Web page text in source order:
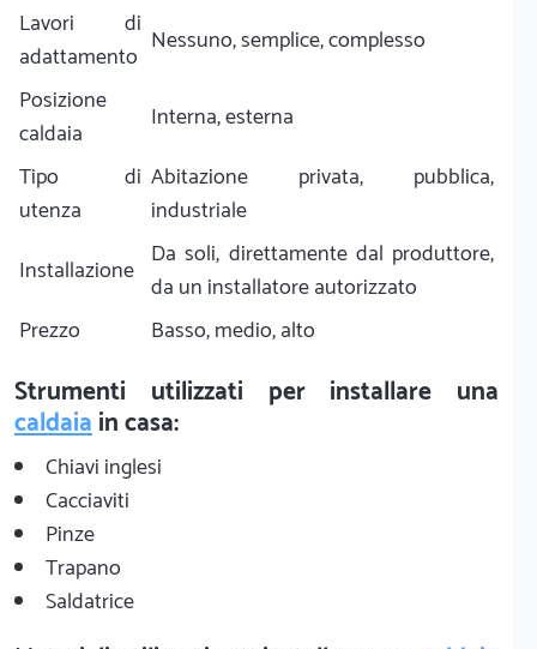
Lavori di
adattamento Nessuno, semplice, complesso
Posizione
caldaia
Interna, esterna
Tipo di
utenza
Abitazione privata, pubblica,
industriale
Installazione Da soli, direttamente dal produttore,
da un installatore autorizzato
Prezzo
Basso, medio, alto
Strumenti utilizzati per installare una
caldaiain casa:
Chiavi inglesi
Cacciaviti
Pinze
Trapano
Saldatrice